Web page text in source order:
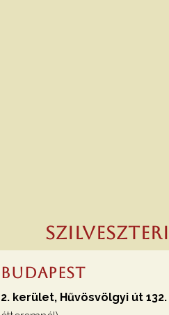
Budapest
2. kerület, Hűvösvölgyi út 132.